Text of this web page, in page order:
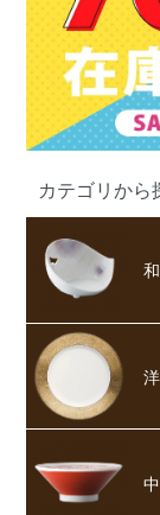
カテゴリから